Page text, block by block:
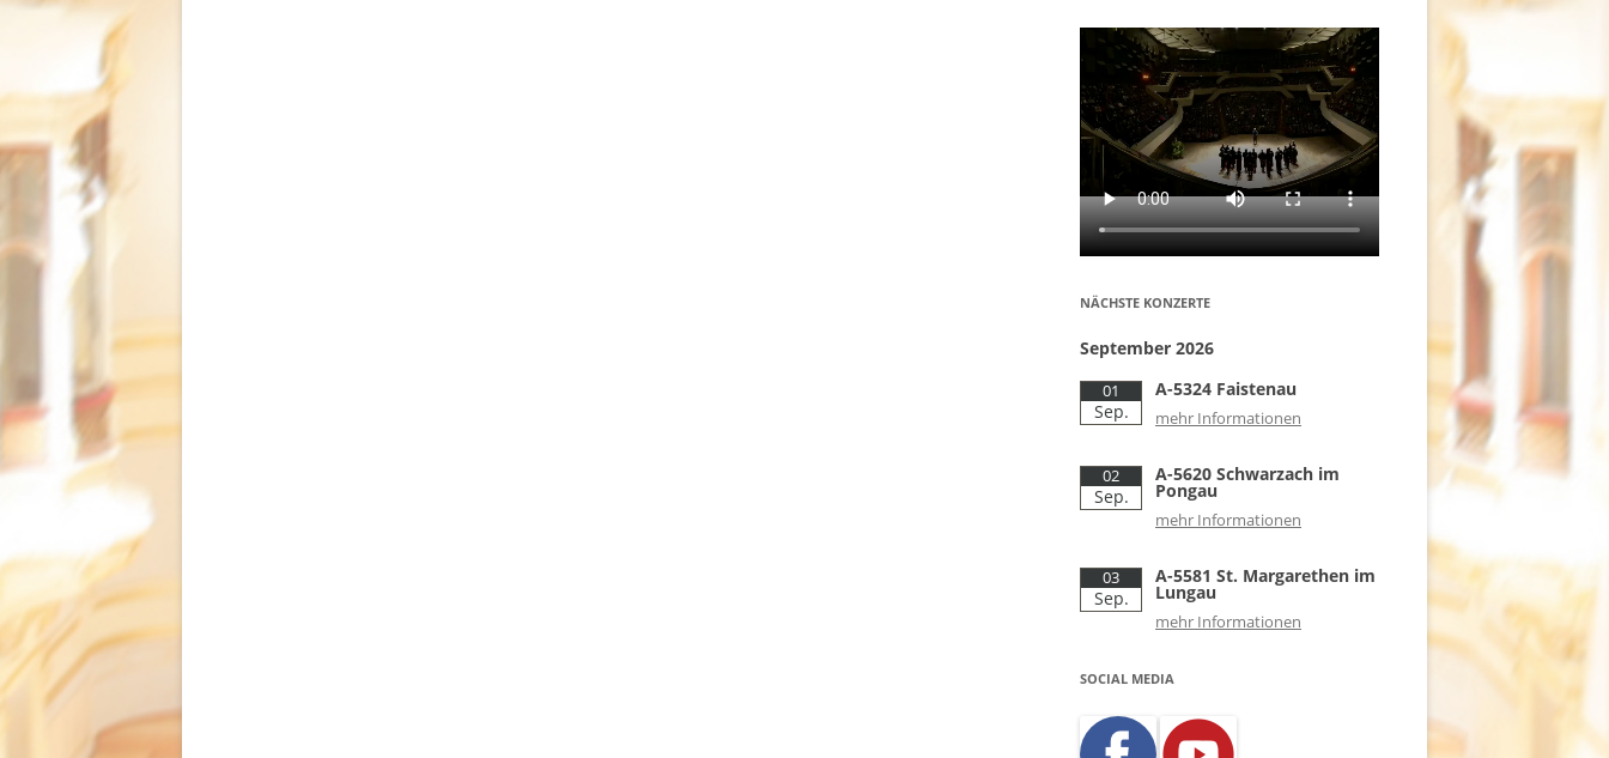
NÄCHSTE KONZERTE
September 2026
01
Sep.
A-5324 Faistenau
mehr Informationen
02
Sep.
A-5620 Schwarzach im
Pongau
mehr Informationen
03
Sep.
A-5581 St. Margarethen im
Lungau
mehr Informationen
SOCIAL MEDIA